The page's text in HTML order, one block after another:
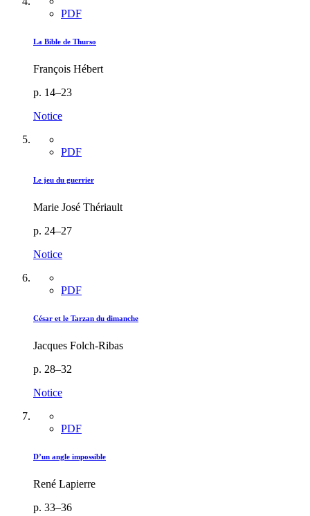
PDF
La Bible de Thurso
François Hébert
p. 14–23
Notice
PDF
Le jeu du guerrier
Marie José Thériault
p. 24–27
Notice
PDF
César et le Tarzan du dimanche
Jacques Folch-Ribas
p. 28–32
Notice
PDF
D’un angle impossible
René Lapierre
p. 33–36